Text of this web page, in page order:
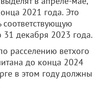
2021 года. Это
декабря 2023 года.
расселению ветхого
до конца 2024
в этом году должны